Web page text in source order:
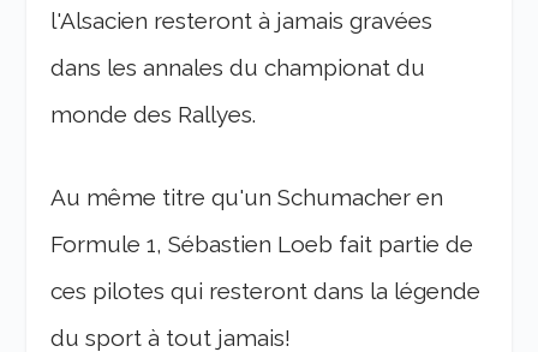
l'Alsacien resteront à jamais gravées
dans les annales du championat du
monde des Rallyes.
Au même titre qu'un Schumacher en
Formule 1, Sébastien Loeb fait partie de
ces pilotes qui resteront dans la légende
du sport à tout jamais!